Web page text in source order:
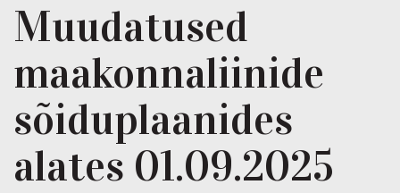
Muudatused
maakonnaliinide
sõiduplaanides
alates 01.09.2025